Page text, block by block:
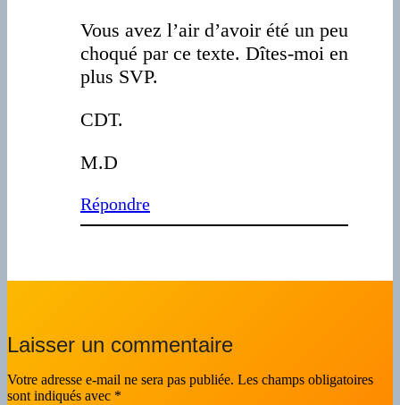
Vous avez l’air d’avoir été un peu
choqué par ce texte. Dîtes-moi en
plus SVP.
CDT.
M.D
Répondre
Laisser un commentaire
Votre adresse e-mail ne sera pas publiée. Les champs obligatoires
sont indiqués avec *